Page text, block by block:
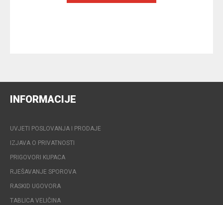
INFORMACIJE
UVJETI POSLOVANJA I PRODAJE
IZJAVA O PRIVATNOSTI
PRIGOVORI KUPACA
RJEŠAVANJE SPOROVA
RASKID UGOVORA
TABLICA VELIČINA